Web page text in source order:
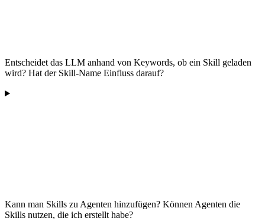
Entscheidet das LLM anhand von Keywords, ob ein Skill geladen
wird? Hat der Skill-Name Einfluss darauf?
Kann man Skills zu Agenten hinzufügen? Können Agenten die
Skills nutzen, die ich erstellt habe?